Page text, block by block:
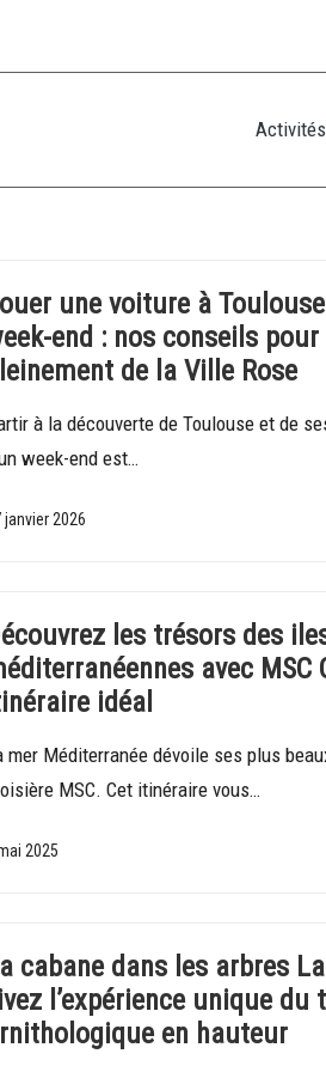
Activités
une voiture à
end : nos conseils
de la Ville Rose
à la découverte de Toulouse et de
week-end est…
janvier 2026
les trésors des
avec MSC
idéal
mer Méditerranée dévoile ses plus
MSC. Cet itinéraire vous…
2025
cabane dans les arbres
l’expérience unique du
en hauteur